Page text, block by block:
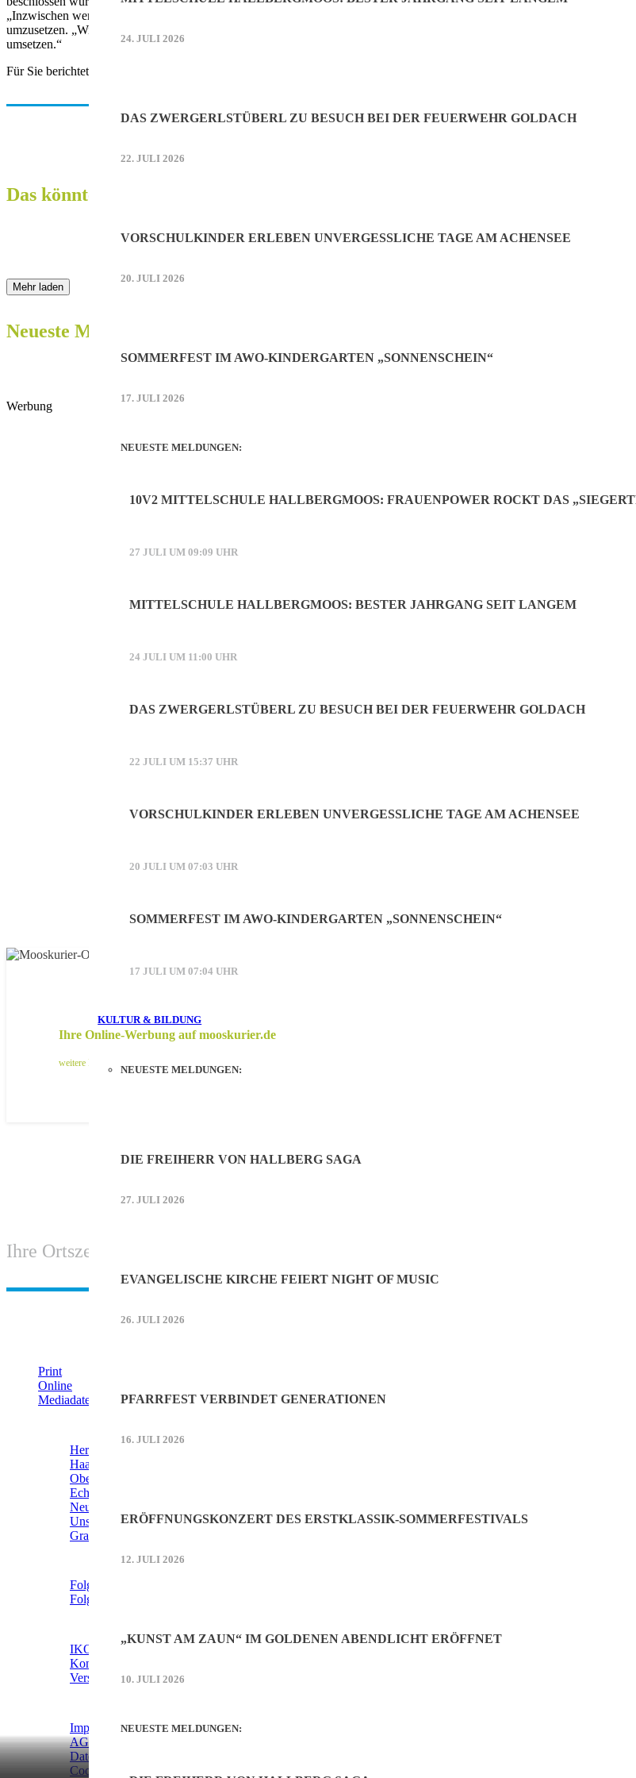
24. JULI 2026
DAS ZWERGERLSTÜBERL ZU BESUCH BEI DER FEUERWEHR GOLDACH
22. JULI 2026
VORSCHULKINDER ERLEBEN UNVERGESSLICHE TAGE AM ACHENSEE
20. JULI 2026
SOMMERFEST IM AWO-KINDERGARTEN „SONNENSCHEIN“
17. JULI 2026
NEUESTE MELDUNGEN:
10V2 MITTELSCHULE HALLBERGMOOS: FRAUENPOWER ROCKT DAS
27 JULI UM 09:09 UHR
MITTELSCHULE HALLBERGMOOS: BESTER JAHRGANG SEIT LANGEM
24 JULI UM 11:00 UHR
DAS ZWERGERLSTÜBERL ZU BESUCH BEI DER FEUERWEHR GOLDACH
22 JULI UM 15:37 UHR
VORSCHULKINDER ERLEBEN UNVERGESSLICHE TAGE AM ACHENSEE
20 JULI UM 07:03 UHR
SOMMERFEST IM AWO-KINDERGARTEN „SONNENSCHEIN“
17 JULI UM 07:04 UHR
KULTUR & BILDUNG
NEUESTE MELDUNGEN:
DIE FREIHERR VON HALLBERG SAGA
27. JULI 2026
EVANGELISCHE KIRCHE FEIERT NIGHT OF MUSIC
26. JULI 2026
PFARRFEST VERBINDET GENERATIONEN
16. JULI 2026
ERÖFFNUNGSKONZERT DES ERSTKLASSIK-SOMMERFESTIVALS
12. JULI 2026
„KUNST AM ZAUN“ IM GOLDENEN ABENDLICHT ERÖFFNET
10. JULI 2026
NEUESTE MELDUNGEN:
„Inzwischen werden die Kleintransporter von einem Wohngebiet ins andere geschoben“, beanstandet der
umzusetzen. „Wir haben mit 62 Millionen viel zu viel Geld auf der hohen Kante. Was bringt das den Bürgern?“, fragt
umsetzen.“
Für Sie berichtete Manuela Praxl.
Das könnte Sie auch interessieren:
Mehr laden
Neueste Meldungen:
Werbung
Ihre Online-Werbung auf mooskurier.de
weitere Infos
Ihre Ortszeitung aus Hallbergmoos-Goldach
Print
Online
Mediadaten (PDF)
Herrschinger Spiegel
Haarer Stadt Echo
Oberdinger Kurier
Echinger Echo
Neufahrner Echo
Unser Putzbrunn
Grasbrunner Nachrichten
NICHTS MEHR VERPASSEN!
Folgen Sie uns auf Facebook
Folgen Sie uns auf Instagram
IKOS Verlag
Kontakt
Verstärken Sie unser Team!
Impressum
AGB
Datenschutzerklärung
Cookie-Einstellungen